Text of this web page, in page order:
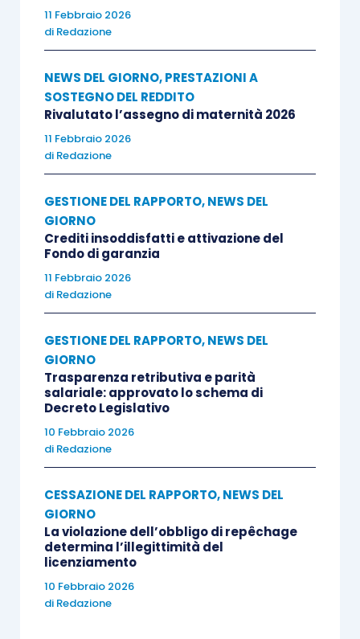
11 Febbraio 2026
di Redazione
NEWS DEL GIORNO,PRESTAZIONI A
SOSTEGNO DEL REDDITO
Rivalutato l’assegno di maternità 2026
11 Febbraio 2026
di Redazione
GESTIONE DEL RAPPORTO,NEWS DEL
GIORNO
Crediti insoddisfatti e attivazione del
Fondo di garanzia
11 Febbraio 2026
di Redazione
GESTIONE DEL RAPPORTO,NEWS DEL
GIORNO
Trasparenza retributiva e parità
salariale: approvato lo schema di
Decreto Legislativo
10 Febbraio 2026
di Redazione
CESSAZIONE DEL RAPPORTO,NEWS DEL
GIORNO
La violazione dell’obbligo di repêchage
determina l’illegittimità del
licenziamento
10 Febbraio 2026
di Redazione